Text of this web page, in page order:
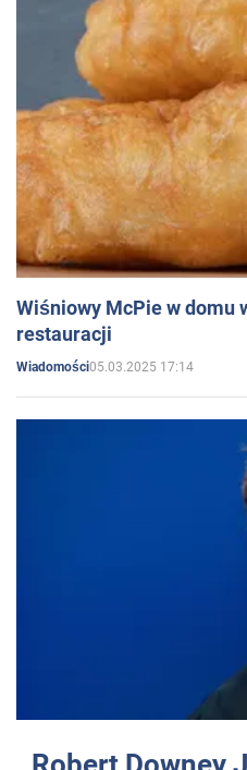
Wiśniowy McPie w domu
restauracji
Wiadomości05.03.2025 17:14